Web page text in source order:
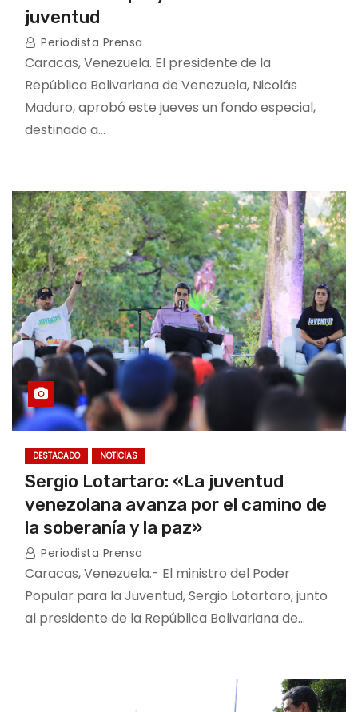
juventud
Periodista Prensa
Caracas, Venezuela. El presidente de la
República Bolivariana de Venezuela, Nicolás
Maduro, aprobó este jueves un fondo especial,
destinado a…
DESTACADO NOTICIAS
Sergio Lotartaro: «La juventud
venezolana avanza por el camino de
la soberanía y la paz»
Periodista Prensa
Caracas, Venezuela.- El ministro del Poder
Popular para la Juventud, Sergio Lotartaro, junto
al presidente de la República Bolivariana de…